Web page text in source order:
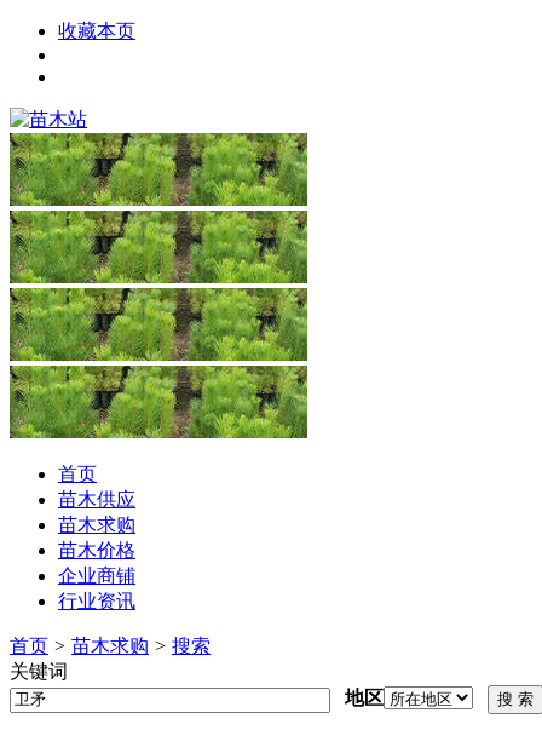
收藏本页
首页
苗木供应
苗木求购
苗木价格
企业商铺
行业资讯
首页 > 苗木求购 > 搜索
关键词
地区